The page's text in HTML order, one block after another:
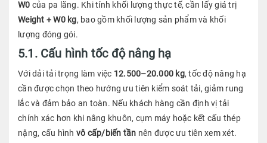
W0 của pa lăng. Khi tính khối lượng thực tế, cần lấy giá trị
Weight + W0 kg, bao gồm khối lượng sản phẩm và khối
lượng đóng gói.
5.1. Cấu hình tốc độ nâng hạ
Với dải tải trọng làm việc 12.500–20.000 kg, tốc độ nâng hạ
cần được chọn theo hướng ưu tiên kiểm soát tải, giảm rung
lắc và đảm bảo an toàn. Nếu khách hàng cần định vị tải
chính xác hơn khi nâng khuôn, cụm máy hoặc kết cấu thép
nặng, cấu hình vô cấp/biến tần nên được ưu tiên xem xét.